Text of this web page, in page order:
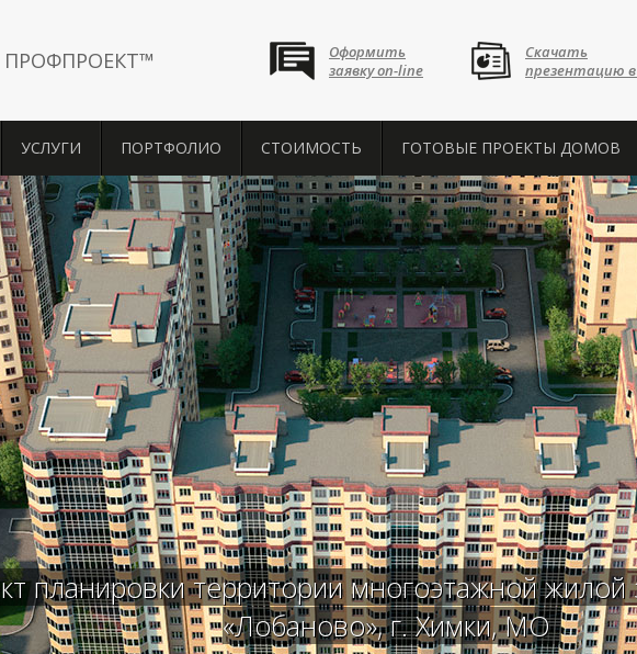
ПРОФПРОЕКТ™
Оформить
заявку on-line
Скачать
презентацию
УСЛУГИ ПОРТФОЛИО СТОИМОСТЬ ГОТОВЫЕ ПРОЕКТЫ ДОМОВ
планировки территории многоэтажной жилой
«Лобаново», г. Химки, МО